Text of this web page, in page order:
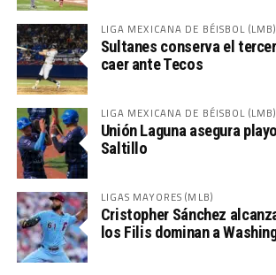
LIGA MEXICANA DE BÉISBOL (LMB)
Sultanes conserva el
caer ante Tecos
LIGA MEXICANA DE BÉISBOL (LMB)
Unión Laguna asegura
Saltillo
LIGAS MAYORES (MLB)
Cristopher Sánchez
los Filis dominan a